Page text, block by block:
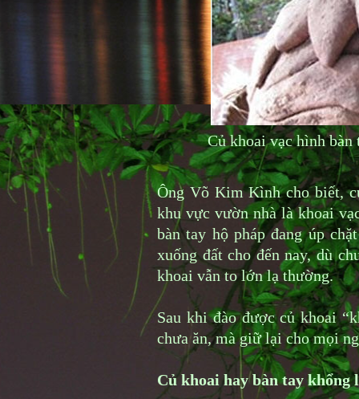
Củ khoai vạc hình
Ông Võ Kim Kình cho biết,
khu vực vườn nhà là khoai
bàn tay hộ pháp đang úp
xuống đất cho đến nay, dù
khoai vẫn to lớn lạ thường.
Sau khi đào được củ khoai
chưa ăn, mà giữ lại cho mọi
Củ khoai hay bàn tay khổng